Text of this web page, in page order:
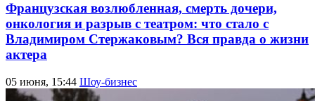
Французская возлюбленная, смерть дочери,
онкология и разрыв с театром: что стало с
Владимиром Стержаковым? Вся правда о жизни
актера
05 июня, 15:44 Шоу-бизнес